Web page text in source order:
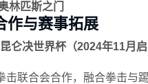
林匹斯之门
作与赛事拓展
昆仑决世界杯（2024年11月启
击联合会合作，融合拳击与